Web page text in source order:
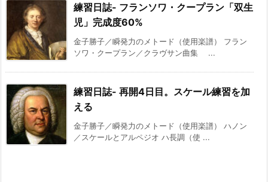
練習日誌- フランソワ・クープラン「双生
児」完成度60%
金子勝子／瞬発力のメトード（使用楽譜） フラン
ソワ・クープラン／クラヴサン曲集 ...
練習日誌- 再開4日目。スケール練習を加
える
金子勝子／瞬発力のメトード（使用楽譜） ハノン
／スケールとアルペジオ ハ長調（使 ...